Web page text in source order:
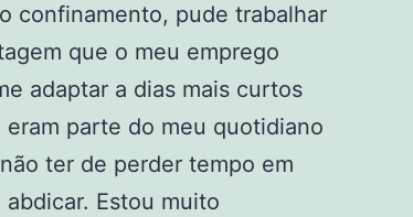
confinamento, pude trabalhar
que o meu emprego
adaptar a dias mais curtos
parte do meu quotidiano
ter de perder tempo em
Estou muito